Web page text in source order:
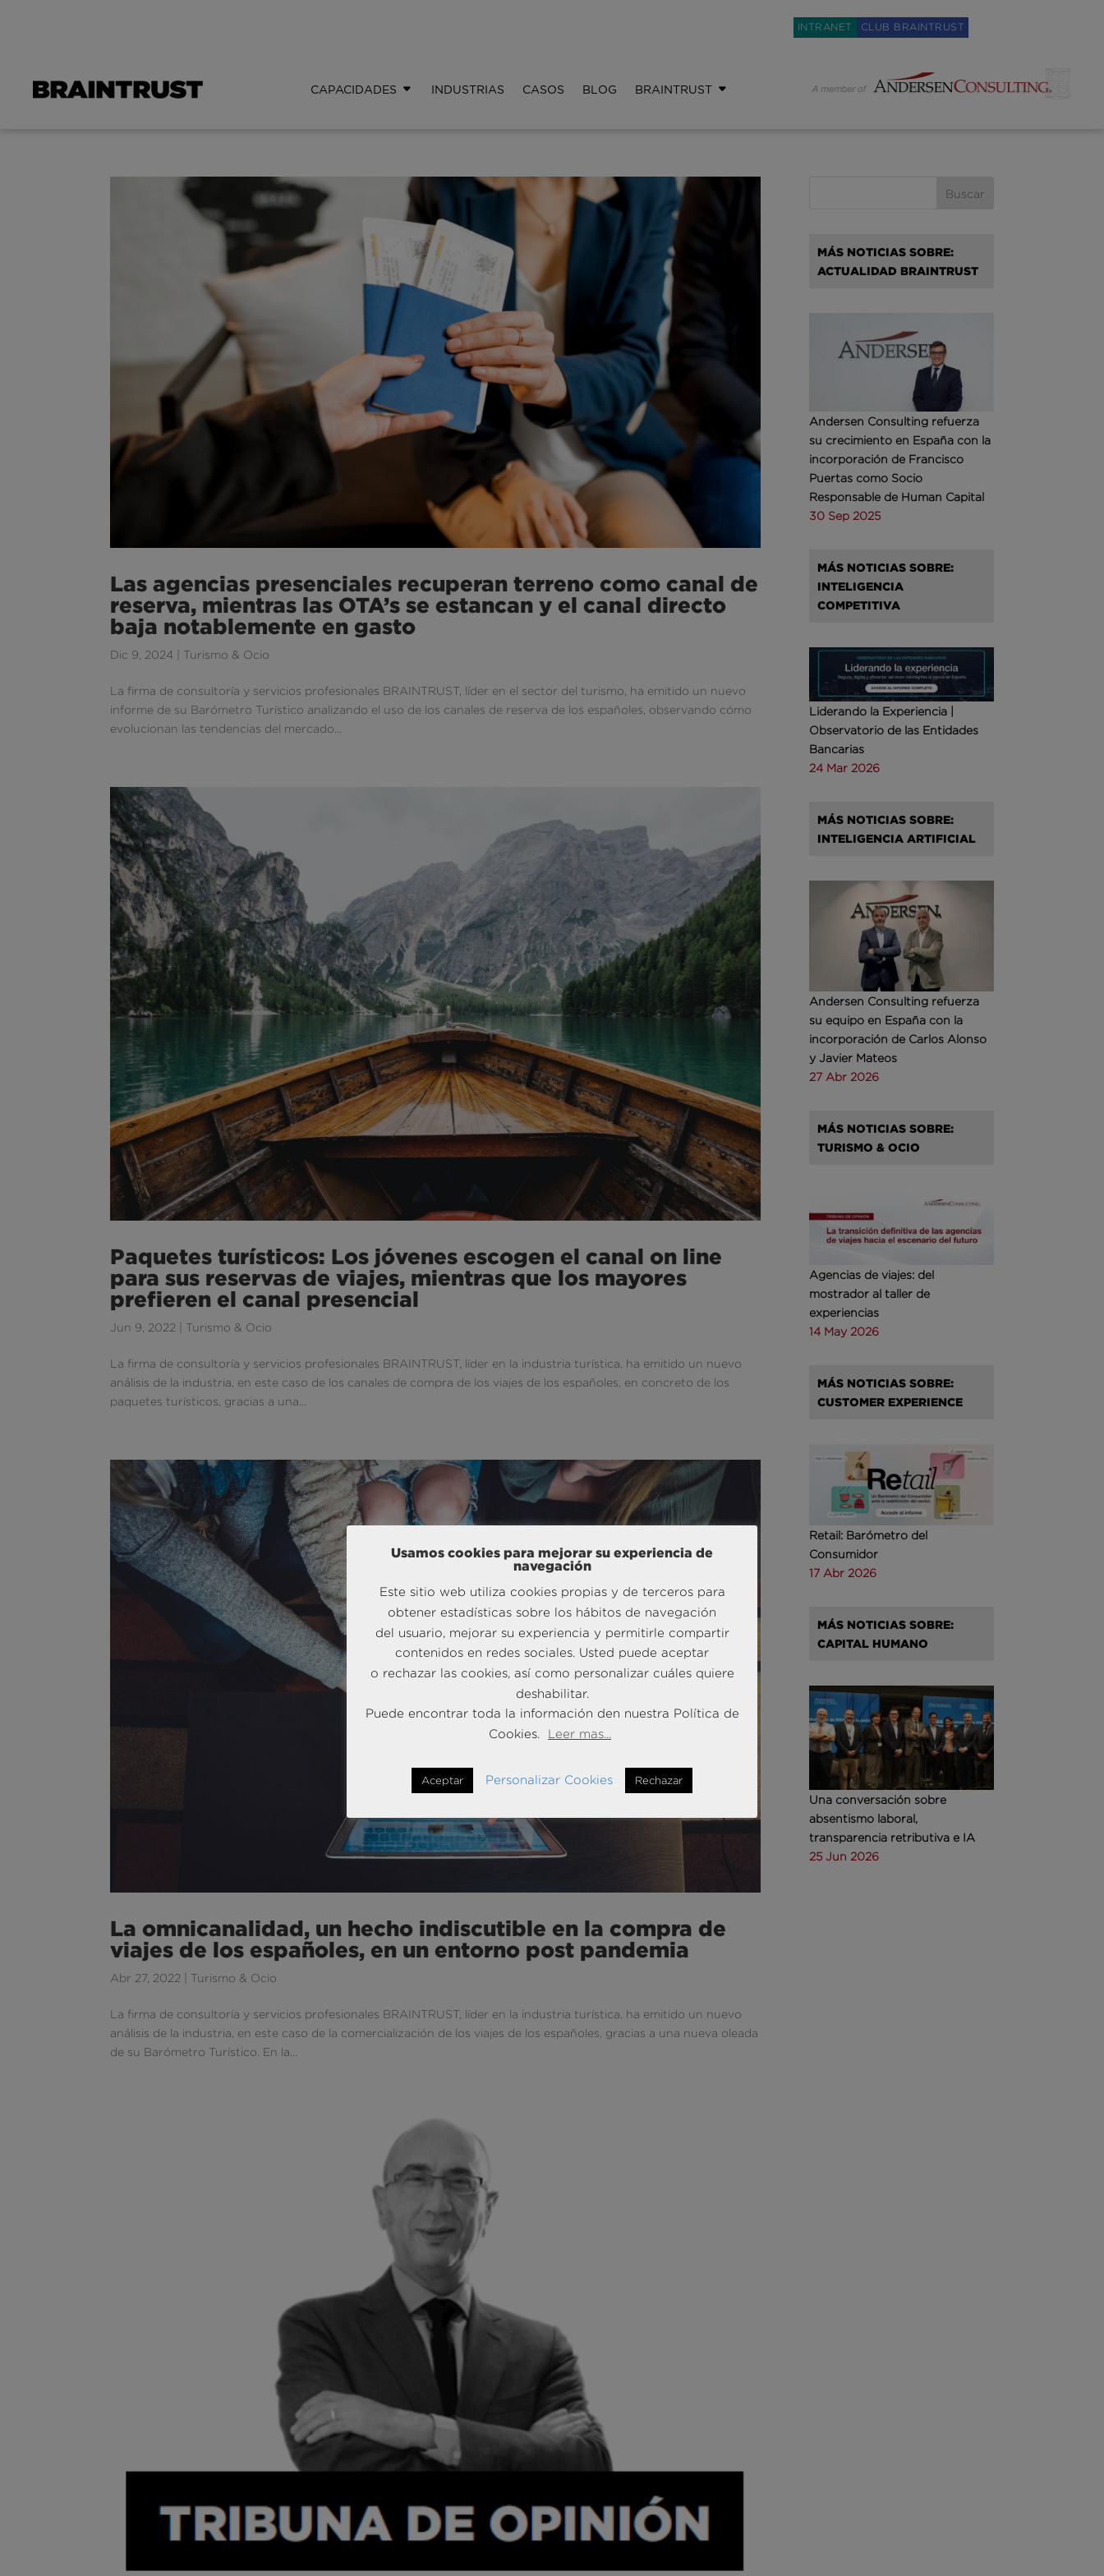
INTRANET CLUB BRAINTRUST
CAPACIDADES INDUSTRIAS CASOS BLOG BRAINTRUST
Las agencias presenciales recuperan terreno como canal de
reserva, mientras las OTA’s se estancan y el canal directo
baja notablemente en gasto
Dic 9, 2024 Turismo & Ocio
La firma de consultoría y servicios profesionales BRAINTRUST, líder en el sector del turismo, ha emitido un nuevo
informe de su Barómetro Turístico analizando el uso de los canales de reserva de los españoles, observando cómo
evolucionan las tendencias del mercado...
Paquetes turísticos: Los jóvenes escogen el canal on line
para sus reservas de viajes, mientras que los mayores
prefieren el canal presencial
Jun 9, 2022 Turismo & Ocio
La firma de consultoría y servicios profesionales BRAINTRUST, líder en la industria turística, ha emitido un nuevo
análisis de la industria, en este caso de los canales de compra de los viajes de los españoles, en concreto de los
paquetes turísticos, gracias a una...
La omnicanalidad, un hecho indiscutible en la compra de
viajes de los españoles, en un entorno post pandemia
Abr 27, 2022 Turismo & Ocio
La firma de consultoría y servicios profesionales BRAINTRUST, líder en la industria turística, ha emitido un nuevo
análisis de la industria, en este caso de la comercialización de los viajes de los españoles, gracias a una nueva oleada
de su Barómetro Turístico. En la...
MÁS NOTICIAS SOBRE:
ACTUALIDAD BRAINTRUST
Andersen Consulting refuerza
su crecimiento en España con la
incorporación de Francisco
Puertas como Socio
Responsable de Human Capital
30 Sep 2025
MÁS NOTICIAS SOBRE:
INTELIGENCIA
COMPETITIVA
Liderando la Experiencia |
Observatorio de las Entidades
Bancarias
24 Mar 2026
MÁS NOTICIAS SOBRE:
INTELIGENCIA ARTIFICIAL
Andersen Consulting refuerza
su equipo en España con la
incorporación de Carlos Alonso
y Javier Mateos
27 Abr 2026
MÁS NOTICIAS SOBRE:
TURISMO & OCIO
Agencias de viajes: del
mostrador al taller de
experiencias
14 May 2026
MÁS NOTICIAS SOBRE:
CUSTOMER EXPERIENCE
Retail: Barómetro del
Consumidor
17 Abr 2026
MÁS NOTICIAS SOBRE:
CAPITAL HUMANO
Una conversación sobre
absentismo laboral,
transparencia retributiva e IA
25 Jun 2026
Usamos cookies para mejorar su experiencia de
navegación
Este sitio web utiliza cookies propias y de terceros para
obtener estadísticas sobre los hábitos de navegación
del usuario, mejorar su experiencia y permitirle compartir
contenidos en redes sociales. Usted puede aceptar
o rechazar las cookies, así como personalizar cuáles quiere
deshabilitar.
Puede encontrar toda la información den nuestra Política de
Cookies.
Leer mas...
Aceptar Personalizar Cookies Rechazar